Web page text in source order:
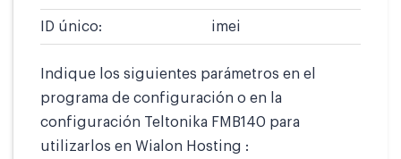
ID único: imei
Indique los siguientes parámetros en el
programa de configuración o en la
configuración Teltonika FMB140 para
utilizarlos en Wialon Hosting :